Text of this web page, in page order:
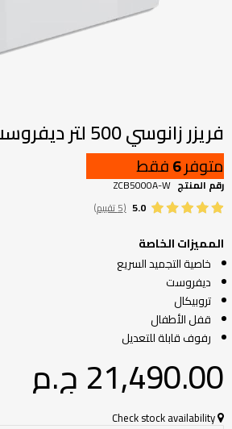
بداية
معرض
الصور
فريزر زانوسي 500 لتر ديفروست
متوفر6فقط
رقم المنتج ZCB5000A-W
5.0 (5 تقييم)
المميزات الخاصة
خاصية التجميد السريع
ديفروست
تروبيكال
قفل الأطفال
رفوف قابلة للتعديل
21,490.00 ج.م‏
Check stock availability